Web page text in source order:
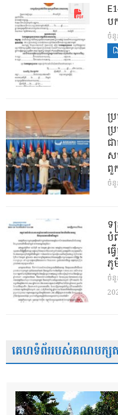
ប
ចំ
ប្
ប្
ជ
ស
ពួ
ចំ
ទ
បំ
ធ្
ភូ
ចំ
គេហទំព័ររបស់គណបក្សតា